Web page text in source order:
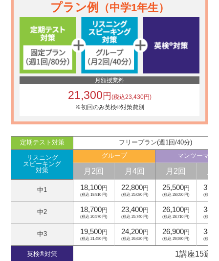
プラン例 （中学1年生）
月額授業料
21,300円(税込23,430円)
※初回のみ英検®対策費別
定期テスト対策 フリープラン(週1回/40分)
リスニング
スピーキング
対策
グループ マンツーマン
月2回 月4回 月2回
中1 18,100円
(税込 19,910 円)
22,800円
(税込 25,080 円)
25,500円
(税込 28,050 円) (税込
中2 18,700円
(税込 20,570 円)
23,400円
(税込 25,740 円)
26,100円
(税込 28,710 円) (税込
中3 19,500円
(税込 21,450 円)
24,200円
(税込 26,620 円)
26,900円
(税込 29,590 円) (税込
英検®対策 1講座15週